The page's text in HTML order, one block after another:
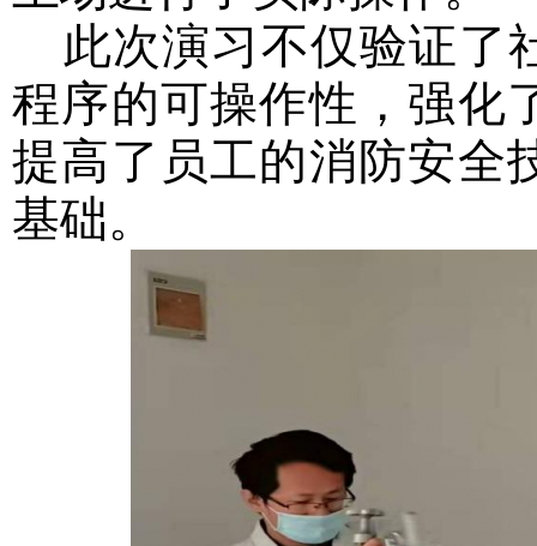
此次演习不仅验证了
程序的可操作性，强化
提高了员工的消防安全
基础。